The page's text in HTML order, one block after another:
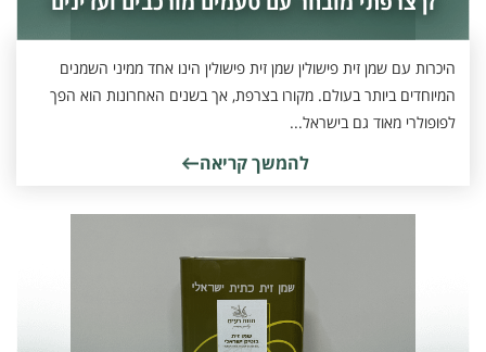
היכרות עם שמן זית פישולין שמן זית פישולין הינו אחד ממיני השמנים
המיוחדים ביותר בעולם. מקורו בצרפת, אך בשנים האחרונות הוא הפך
לפופולרי מאוד גם בישראל...
להמשך קריאה